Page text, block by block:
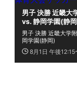
男子 決勝 近畿大
vs. 静岡学園(静
イ2026 全国高等
育大会サッカー
8月1日 午後12:15
男子 決勝 近畿大学
岡学園(静岡)